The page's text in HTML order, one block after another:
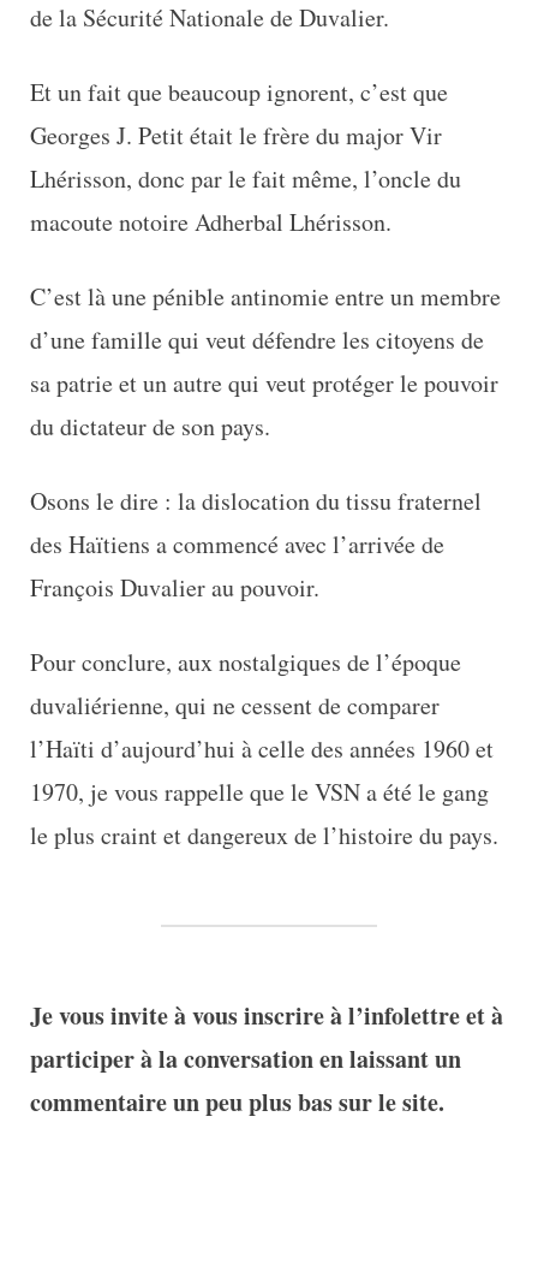
de la Sécurité Nationale de Duvalier.
Et un fait que beaucoup ignorent, c’est que
Georges J. Petit était le frère du major Vir
Lhérisson, donc par le fait même, l’oncle du
macoute notoire Adherbal Lhérisson.
C’est là une pénible antinomie entre un membre
d’une famille qui veut défendre les citoyens de
sa patrie et un autre qui veut protéger le pouvoir
du dictateur de son pays.
Osons le dire : la dislocation du tissu fraternel
des Haïtiens a commencé avec l’arrivée de
François Duvalier au pouvoir.
Pour conclure, aux nostalgiques de l’époque
duvaliérienne, qui ne cessent de comparer
l’Haïti d’aujourd’hui à celle des années 1960 et
1970, je vous rappelle que le VSN a été le gang
le plus craint et dangereux de l’histoire du pays.
Je vous invite à vous inscrire à l’infolettre et à
participer à la conversation en laissant un
commentaire un peu plus bas sur le site.